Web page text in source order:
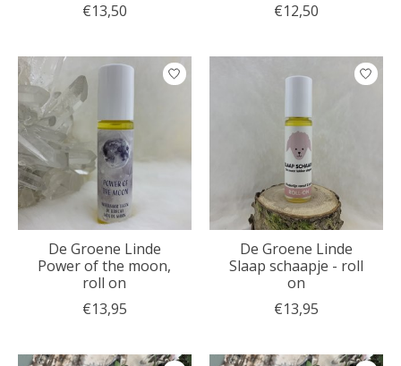
€13,50
€12,50
De Groene Linde
Power of the moon,
roll on
€13,95
De Groene Linde
Slaap schaapje - roll
on
€13,95